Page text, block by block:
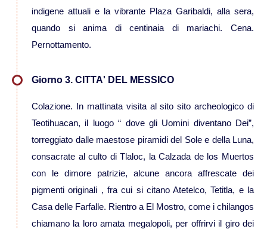
Asia
Viaggi in Filippine
Viaggi in Indonesia
Viaggi in Kazakistan
Viaggi in Kirghizistan
indigene attuali e la vibrante Plaza Garibaldi, alla sera,
quando si anima di centinaia di mariachi. Cena.
Pernottamento.
Giorno 3. CITTA' DEL MESSICO
Colazione. In mattinata visita al sito sito archeologico di
Teotihuacan, il luogo “ dove gli Uomini diventano Dei”,
torreggiato dalle maestose piramidi del Sole e della Luna,
consacrate al culto di Tlaloc, la Calzada de los Muertos
con le dimore patrizie, alcune ancora affrescate dei
pigmenti originali , fra cui si citano Atetelco, Tetitla, e la
Casa delle Farfalle. Rientro a El Mostro, come i chilangos
chiamano la loro amata megalopoli, per offrirvi il giro dei